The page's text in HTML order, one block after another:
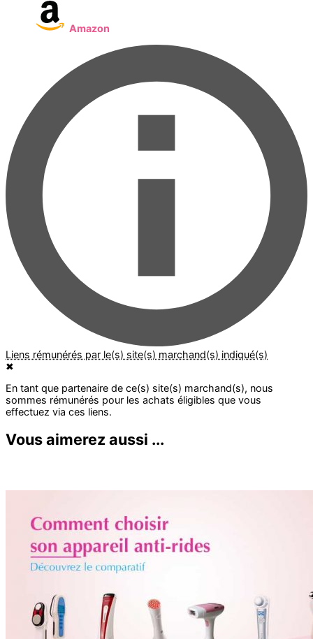
Amazon
✖
Vous aimerez aussi ...